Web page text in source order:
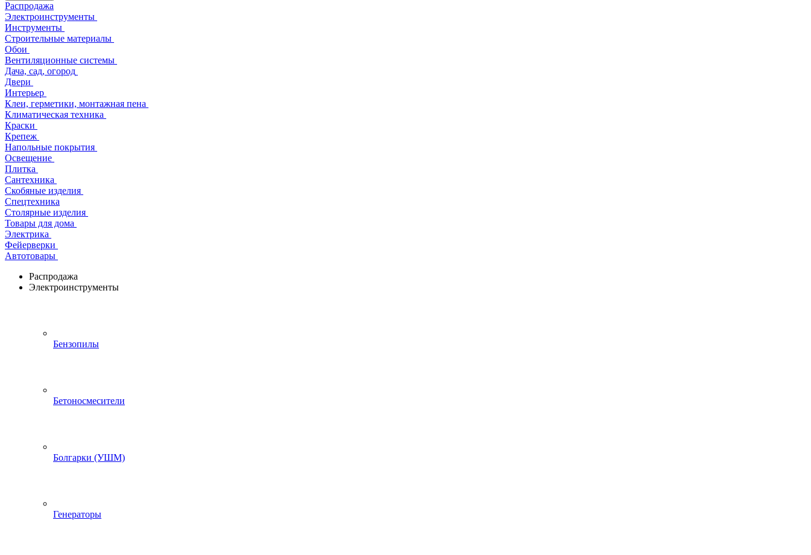
Распродажа
Электроинструменты
Инструменты
Строительные материалы
Обои
Вентиляционные системы
Дача, сад, огород
Двери
Интерьер
Клеи, герметики, монтажная пена
Климатическая техника
Краски
Крепеж
Напольные покрытия
Освещение
Плитка
Сантехника
Скобяные изделия
Спецтехника
Столярные изделия
Товары для дома
Электрика
Фейерверки
Автотовары
Распродажа
Электроинструменты
Бензопилы
Бетоносмесители
Болгарки (УШМ)
Генераторы